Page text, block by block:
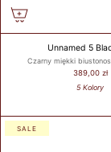
Unnamed 5
Czarny miękki
389,00 zł
5 Kolory
SALE